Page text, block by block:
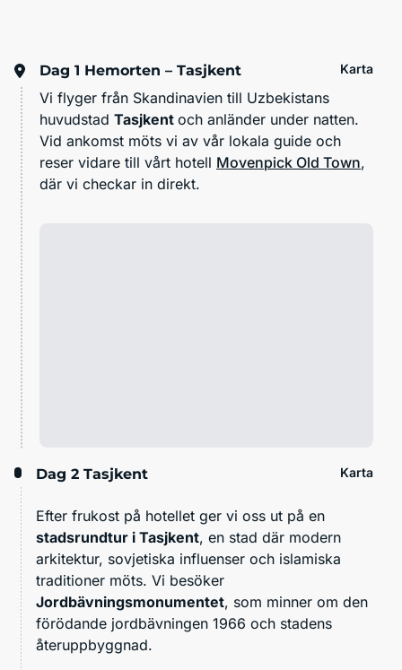
Dag 1 Hemorten – Tasjkent Karta
Vi flyger från Skandinavien till Uzbekistans
huvudstad Tasjkent och anländer under natten.
Vid ankomst möts vi av vår lokala guide och
reser vidare till vårt hotell Movenpick Old Town,
där vi checkar in direkt.
Dag 2 Tasjkent Karta
Efter frukost på hotellet ger vi oss ut på en
stadsrundtur i Tasjkent, en stad där modern
arkitektur, sovjetiska influenser och islamiska
traditioner möts. Vi besöker
Jordbävningsmonumentet, som minner om den
förödande jordbävningen 1966 och stadens
återuppbyggnad.